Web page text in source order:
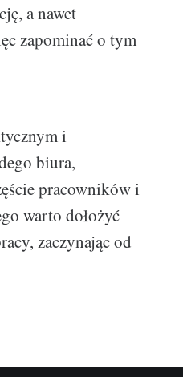
a nawet
zapominać o tym
i
biura,
pracowników i
warto dołożyć
zaczynając od